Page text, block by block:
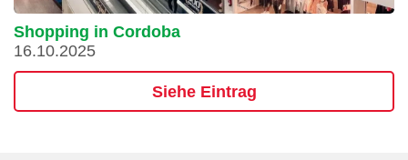
Shopping in Cordoba
16.10.2025
Siehe Eintrag